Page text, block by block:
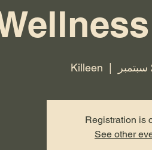
  |
Killeen
Registration is
See other